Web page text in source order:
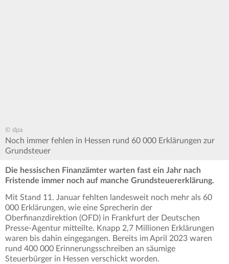
© dpa
Noch immer fehlen in Hessen rund 60 000 Erklärungen zur
Grundsteuer
Die hessischen Finanzämter warten fast ein Jahr nach
Fristende immer noch auf manche Grundsteuererklärung.
Mit Stand 11. Januar fehlten landesweit noch mehr als 60
000 Erklärungen, wie eine Sprecherin der
Oberfinanzdirektion (OFD) in Frankfurt der Deutschen
Presse-Agentur mitteilte. Knapp 2,7 Millionen Erklärungen
waren bis dahin eingegangen. Bereits im April 2023 waren
rund 400 000 Erinnerungsschreiben an säumige
Steuerbürger in Hessen verschickt worden.